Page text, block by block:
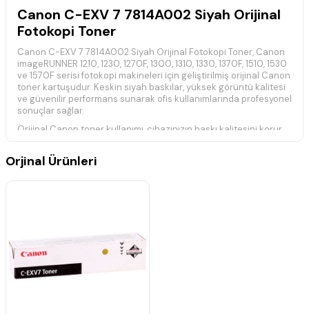
Canon C-EXV 7 7814A002 Siyah Orijinal
Fotokopi Toner
Canon C-EXV 7 7814A002 Siyah Orijinal Fotokopi Toner, Canon
imageRUNNER 1210, 1230, 1270F, 1300, 1310, 1330, 1370F, 1510, 1530
ve 1570F serisi fotokopi makineleri için geliştirilmiş orijinal Canon
toner kartuşudur. Keskin siyah baskılar, yüksek görüntü kalitesi
ve güvenilir performans sunarak ofis kullanımlarında profesyonel
sonuçlar sağlar.
Orijinal Canon toner kullanımı, cihazınızın baskı kalitesini korur,
çıktılar elde edilmesine yardımcı olur.
Teknik Özellikler
Baskı Teknolojisi:
Lazer
Baskı Kapasitesi:
Orjinal Ürünleri